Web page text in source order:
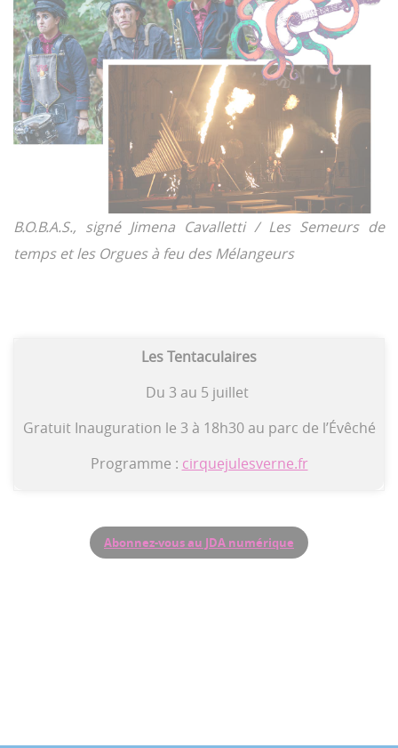
B.O.B.A.S., signé Jimena Cavalletti / Les Semeurs de
temps et les Orgues à feu des Mélangeurs
Les Tentaculaires
Du 3 au 5 juillet
Gratuit Inauguration le 3 à 18h30 au parc de l’Évêché
Programme : cirquejulesverne.fr
Abonnez-vous au JDA numérique